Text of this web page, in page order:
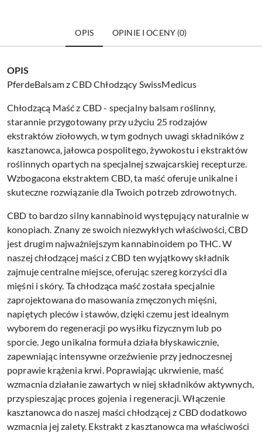
OPIS OPINIE I OCENY (0)
OPIS
PferdeBalsam z CBD Chłodzący SwissMedicus
Chłodzącą Maść z CBD - specjalny balsam roślinny,
starannie przygotowany przy użyciu 25 rodzajów
ekstraktów ziołowych, w tym godnych uwagi składników z
kasztanowca, jałowca pospolitego, żywokostu i ekstraktów
roślinnych opartych na specjalnej szwajcarskiej recepturze.
Wzbogacona ekstraktem CBD, ta maść oferuje unikalne i
skuteczne rozwiązanie dla Twoich potrzeb zdrowotnych.
CBD to bardzo silny kannabinoid występujący naturalnie w
konopiach. Znany ze swoich niezwykłych właściwości, CBD
jest drugim najważniejszym kannabinoidem po THC. W
naszej chłodzącej maści z CBD ten wyjątkowy składnik
zajmuje centralne miejsce, oferując szereg korzyści dla
mięśni i skóry. Ta chłodząca maść została specjalnie
zaprojektowana do masowania zmęczonych mięśni,
napiętych pleców i stawów, dzięki czemu jest idealnym
wyborem do regeneracji po wysiłku fizycznym lub po
sporcie. Jego unikalna formuła działa błyskawicznie,
zapewniając intensywne orzeźwienie przy jednoczesnej
poprawie krążenia krwi. Poprawiając ukrwienie, maść
wzmacnia działanie zawartych w niej składników aktywnych,
przyspieszając proces gojenia i regeneracji. Włączenie
kasztanowca do naszej maści chłodzącej z CBD dodatkowo
wzmacnia jej zalety. Ekstrakt z kasztanowca ma właściwości